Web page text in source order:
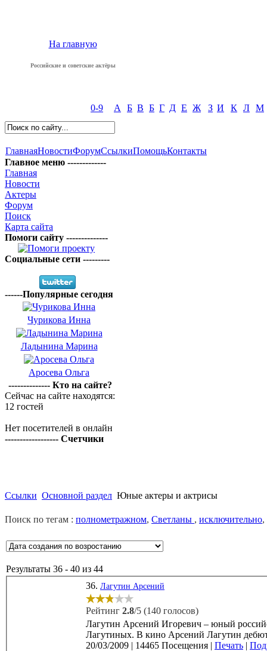
На главную
Российские и советские актёры
0-9 А Б В Б Г Д Е Ж З И К Л М
ГлавнаяНовостиФорумСсылкиПомощьКонтакты
Главное меню -------------
Главная
Новости
Актеры
Форум
Поиск
Карта сайта
Помоги сайту --------------
Социальные сети ---------
------Популярные сегодня
Чурикова Инна
Ладынина Марина
Аросева Ольга
-------------- Кто на сайте?
Сейчас на сайте находятся:
12 гостей
Нет посетителей в онлайн
------------------ Счетчики
Ссылки Основной раздел Юные актеры и актрисы
Поиск по тегам : полнометражном, Светланы , исключительно,
Результаты 36 - 40 из 44
36. Лагутин Арсений
Рейтинг 2.8/5 (140 голосов)
Лагутин Арсений Игоревич – юный
Лагутиных. В кино Арсений
20/03/2009 | 14465 Посещения | Печать |